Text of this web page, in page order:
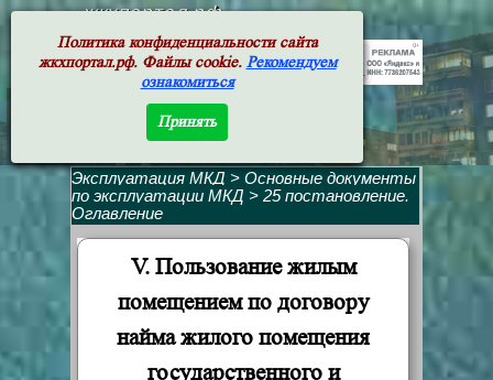
жкхпортал.рф
Эксплуатация МКД > Основные документы
по эксплуатации МКД > 25 постановление.
Оглавление
V. Пользование жилым
помещением по договору
найма жилого помещения
государственного и
Политика конфиденциальности сайта
жкхпортал.рф. Файлы cookie. Рекомендуем
ознакомиться
Принять